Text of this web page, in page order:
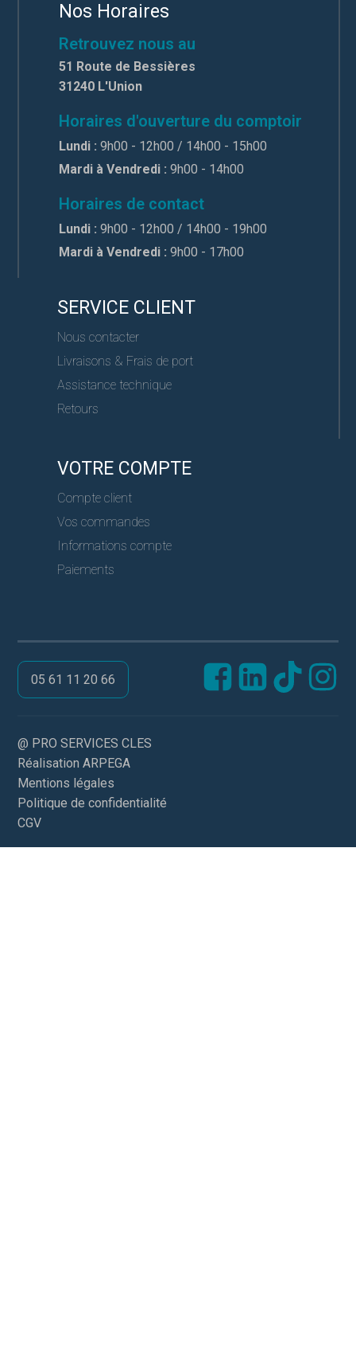
Nos Horaires
Retrouvez nous au
51 Route de Bessières
31240 L'Union
Horaires d'ouverture du comptoir
Lundi : 9h00 - 12h00 / 14h00 - 15h00
Mardi à Vendredi : 9h00 - 14h00
Horaires de contact
Lundi : 9h00 - 12h00 / 14h00 - 19h00
Mardi à Vendredi : 9h00 - 17h00
SERVICE CLIENT
Nous contacter
Livraisons & Frais de port
Assistance technique
Retours
VOTRE COMPTE
Compte client
Vos commandes
Informations compte
Paiements
05 61 11 20 66
@ PRO SERVICES CLES
Réalisation ARPEGA
Mentions légales
Politique de confidentialité
CGV